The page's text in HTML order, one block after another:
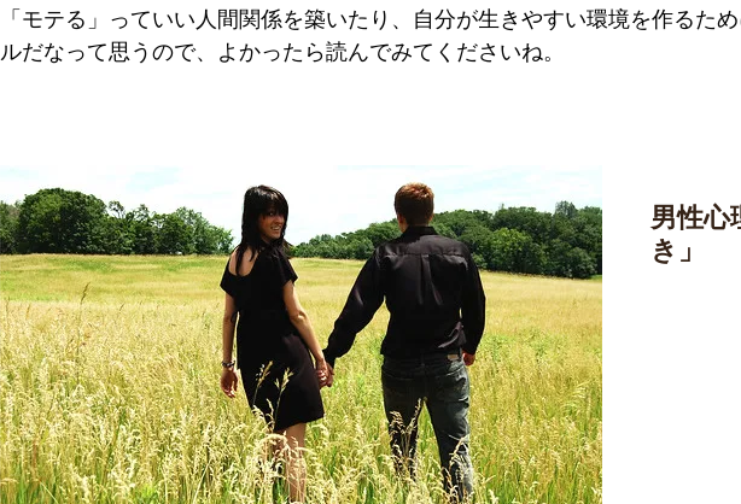
「モテる」っていい人間関係を築いたり、自分が生きやすい環境を作るた
ルだなって思うので、よかったら読んでみてくださいね。
男性心
き」